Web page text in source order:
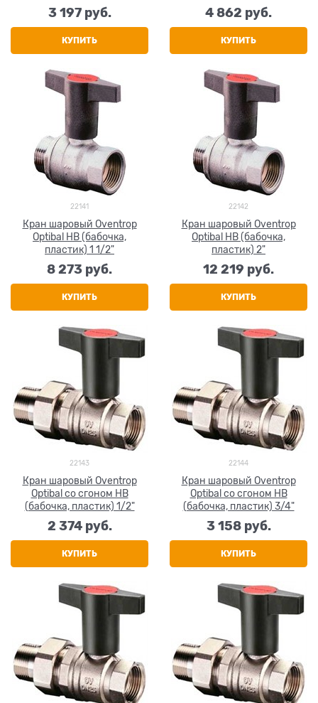
3 197 руб.
КУПИТЬ
4 862 руб.
КУПИТЬ
22141
Кран шаровый Oventrop
Optibal НВ (бабочка,
пластик) 1 1/2"
8 273 руб.
КУПИТЬ
22142
Кран шаровый Oventrop
Optibal НВ (бабочка,
пластик) 2"
12 219 руб.
КУПИТЬ
22143
Кран шаровый Oventrop
Optibal со сгоном НВ
(бабочка, пластик) 1/2"
2 374 руб.
КУПИТЬ
22144
Кран шаровый Oventrop
Optibal со сгоном НВ
(бабочка, пластик) 3/4"
3 158 руб.
КУПИТЬ